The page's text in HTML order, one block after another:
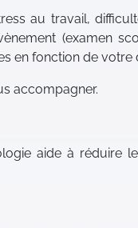
au travail,
(examen
en fonction de
accompagner.
aide à réduire